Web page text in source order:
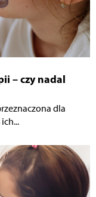
– czy nadal
dla